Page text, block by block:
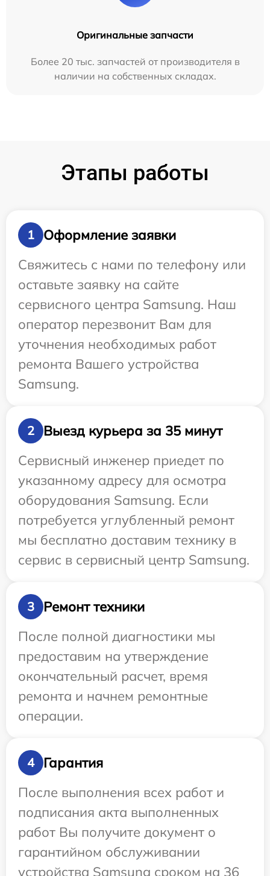
Оригинальные запчасти
Более 20 тыс. запчастей от производителя в
наличии на собственных складах.
Этапы работы
1
Оформление заявки
Свяжитесь с нами по телефону или
оставьте заявку на сайте
сервисного центра Samsung. Наш
оператор перезвонит Вам для
уточнения необходимых работ
ремонта Вашего устройства
Samsung.
2
Выезд курьера за 35 минут
Сервисный инженер приедет по
указанному адресу для осмотра
оборудования Samsung. Если
потребуется углубленный ремонт
мы бесплатно доставим технику в
сервис в сервисный центр Samsung.
3
Ремонт техники
После полной диагностики мы
предоставим на утверждение
окончательный расчет, время
ремонта и начнем ремонтные
операции.
4
Гарантия
После выполнения всех работ и
подписания акта выполненных
работ Вы получите документ о
гарантийном обслуживании
устройства Samsung сроком на 36